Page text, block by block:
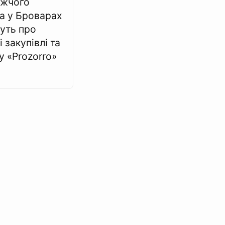
у Броварах
про
закупівлі та
«Prozorro»